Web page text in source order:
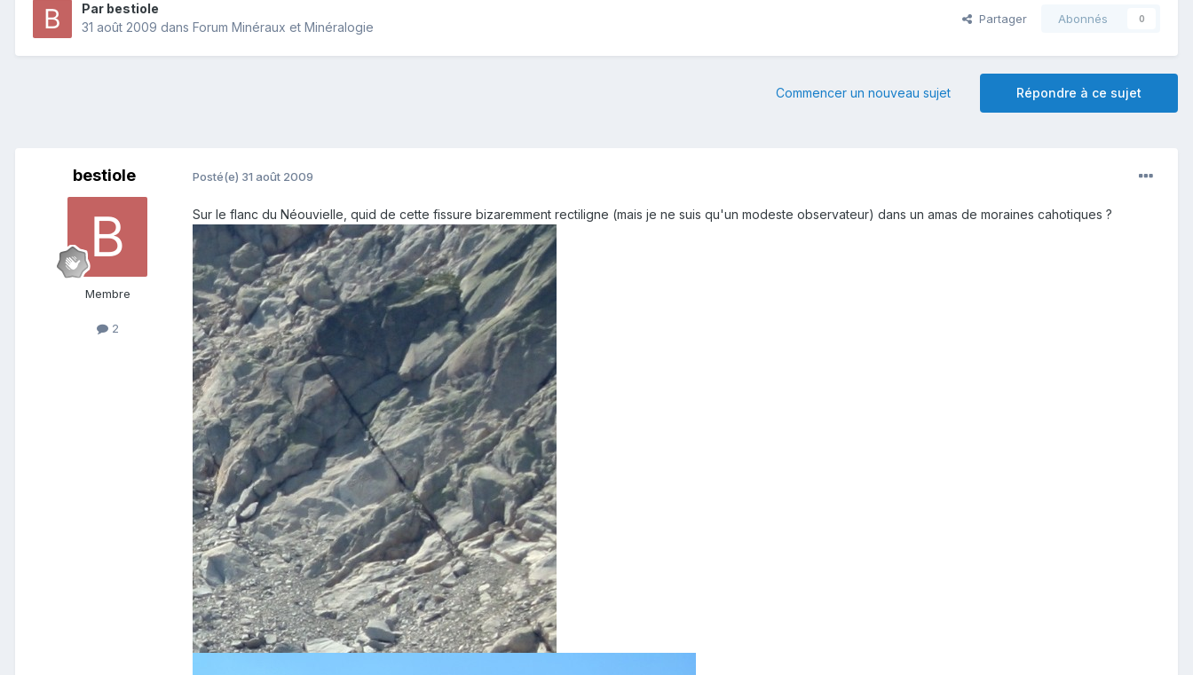
Par bestiole
31 août 2009 dans Forum Minéraux et Minéralogie
Partager Abonnés 0
Répondre à ce sujet
Commencer un nouveau sujet
bestiole
Membre
2
Posté(e) 31 août 2009
Sur le flanc du Néouvielle, quid de cette fissure bizaremment rectiligne (mais je ne suis qu'un modeste observateur) dans un amas de moraines cahotiques ?